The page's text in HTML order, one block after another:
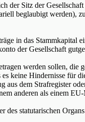
Sitz der Gesellschaft
beglaubigt werden),
das Stammkapital
der Gesellschaft
werden sollen, die
keine Hindernisse für
dem Strafregister
anderen als einem
statutarischen Organs